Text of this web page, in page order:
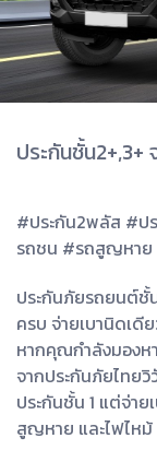
ประกันชั้น
#ประกัน2พลัส #ป
รถชน #รถสูญหาย
ประกันภัยรถยนต์ชั้
ครบ จ่ายเบานิดเดี
หากคุณกำลังมองห
จากประกันภัยไทย
ประกันชั้น 1 แต่จ่า
สูญหาย และไฟไหม้